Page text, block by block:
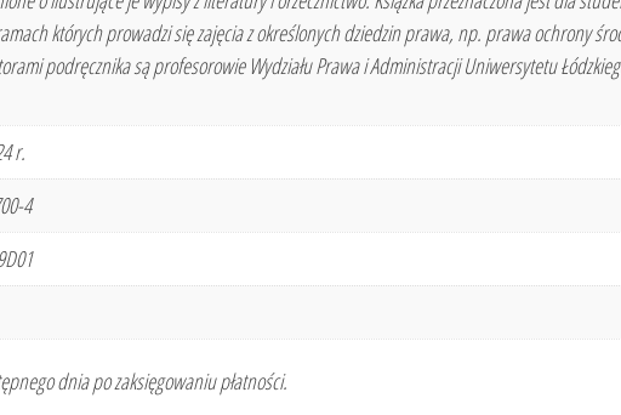
których prowadzi się zajęcia z określonych dziedzin prawa, np. prawa ochrony
podręcznika są profesorowie Wydziału Prawa i Administracji Uniwersytetu
r.
4
dnia po zaksięgowaniu płatności.